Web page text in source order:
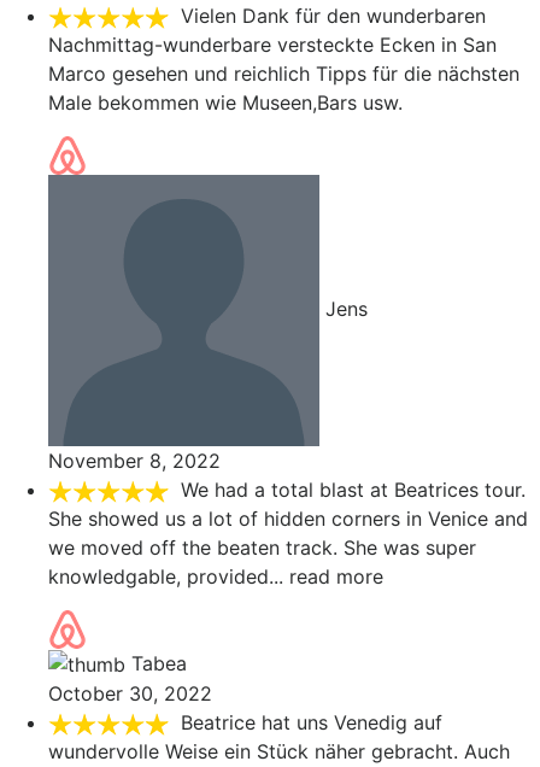
Vielen Dank für den wunderbaren
Nachmittag-wunderbare versteckte Ecken in San
Marco gesehen und reichlich Tipps für die nächsten
Male bekommen wie Museen,Bars usw.
Jens
November 8, 2022
We had a total blast at Beatrices tour.
She showed us a lot of hidden corners in Venice and
we moved off the beaten track. She was super
knowledgable, provided... read more
Tabea
October 30, 2022
Beatrice hat uns Venedig auf
wundervolle Weise ein Stück näher gebracht. Auch